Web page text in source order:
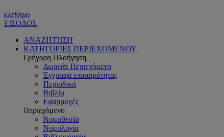
κλείσιμο
ΕΙΣΟΔΟΣ
ΑΝΑΖΗΤΗΣΗ
ΚΑΤΗΓΟΡΙΕΣ ΠΕΡΙΕΧΟΜΕΝΟΥ
Γρήγορη Πλοήγηση
Δωρεάν Περιεχόμενο
Έγγραφα επικαιρότητας
Περιοδικά
Βιβλία
Εφαρμογές
Περιεχόμενο
Νομοθεσία
Νομολογία